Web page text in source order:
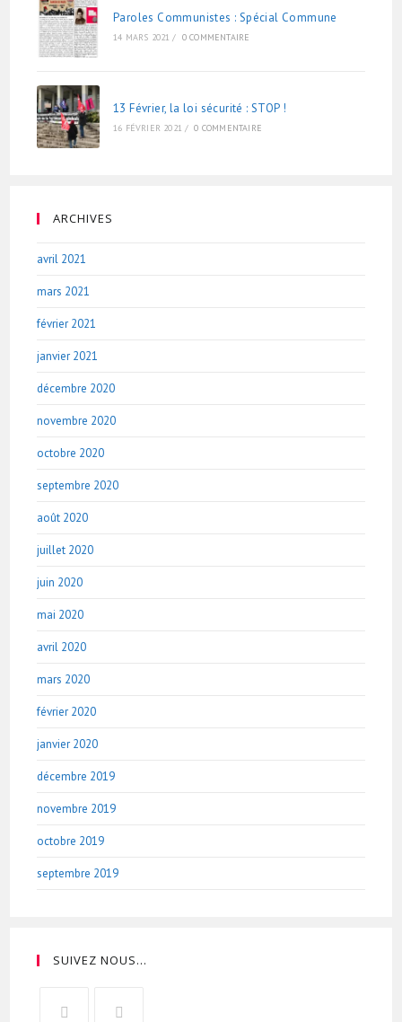
Paroles Communistes : Spécial Commune
14 MARS 2021 / 0 COMMENTAIRE
13 Février, la loi sécurité : STOP !
16 FÉVRIER 2021 / 0 COMMENTAIRE
ARCHIVES
avril 2021
mars 2021
février 2021
janvier 2021
décembre 2020
novembre 2020
octobre 2020
septembre 2020
août 2020
juillet 2020
juin 2020
mai 2020
avril 2020
mars 2020
février 2020
janvier 2020
décembre 2019
novembre 2019
octobre 2019
septembre 2019
SUIVEZ NOUS…